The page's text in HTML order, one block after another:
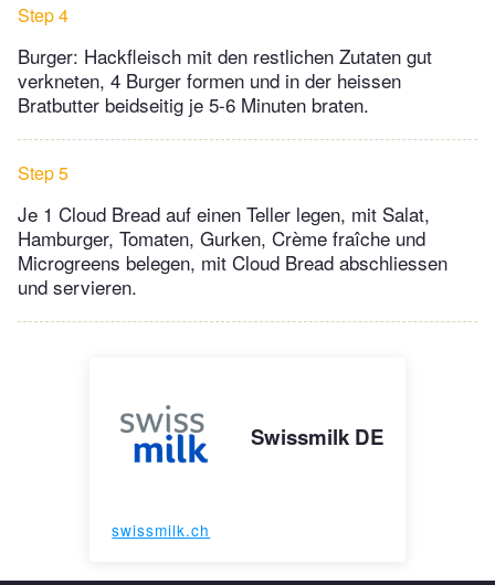
Step 4
Burger: Hackfleisch mit den restlichen Zutaten gut
verkneten, 4 Burger formen und in der heissen
Bratbutter beidseitig je 5-6 Minuten braten.
Step 5
Je 1 Cloud Bread auf einen Teller legen, mit Salat,
Hamburger, Tomaten, Gurken, Crème fraîche und
Microgreens belegen, mit Cloud Bread abschliessen
und servieren.
Swissmilk DE
swissmilk.ch